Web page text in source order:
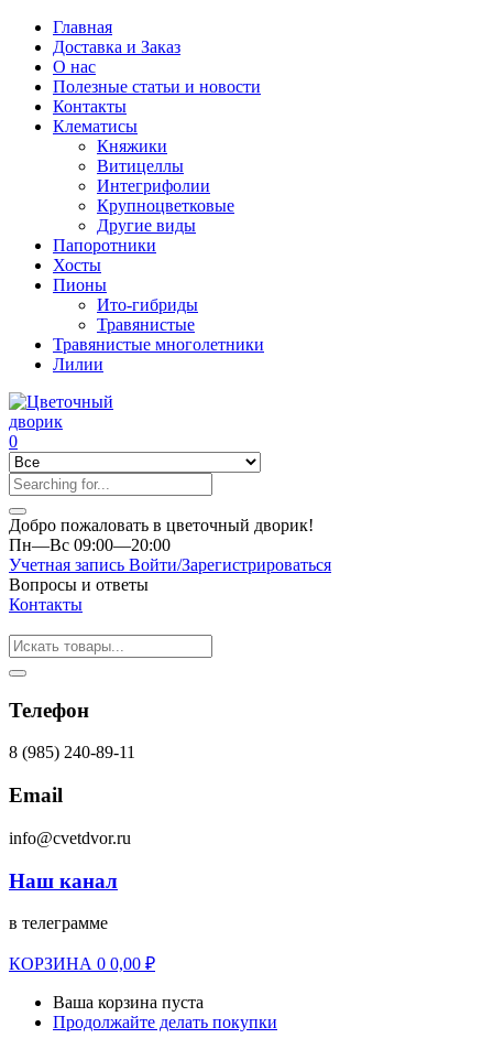
Главная
Доставка и Заказ
О нас
Полезные статьи и новости
Контакты
Клематисы
Княжики
Витицеллы
Интегрифолии
Крупноцветковые
Другие виды
Папоротники
Хосты
Пионы
Ито-гибриды
Травянистые
Травянистые многолетники
Лилии
0
Добро пожаловать в цветочный дворик!
Пн—Вс 09:00—20:00
Учетная запись Войти/Зарегистрироваться
Вопросы и ответы
Контакты
Телефон
8 (985) 240-89-11
Email
info@cvetdvor.ru
Наш канал
в телеграмме
КОРЗИНА 0 0,00 ₽
Ваша корзина пуста
Продолжайте делать покупки